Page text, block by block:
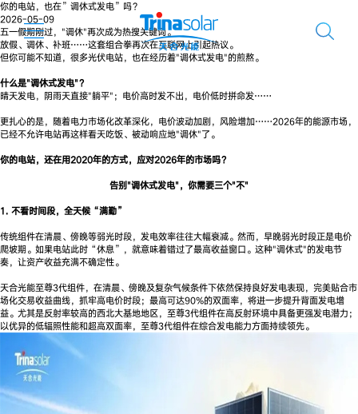
你的电站，也在”调休式发电”吗？
2026-05-09
五一假期刚过，"调休"再次成为热搜关键词。
放假、调休、补班……这套组合拳再次在互联网上引起热议。
但你可能不知道，很多光伏电站，也在经历着"调休式发电"的煎熬。
什么是"调休式发电"？
晴天发电，阴雨天直接"躺平"；电价高时发不出，电价低时拼命发……
更扎心的是，随着电力市场化改革深化，电价波动加剧，风险增加……2026年的能源市场，
已经不允许电站再这样看天吃饭、被动响应地"调休"了。
你的电站，还在用2020年的方式，应对2026年的市场吗？
告别"调休式发电"，你需要三个"不"
1. 不看时间段，全天候“满勤”
传统组件在清晨、傍晚等弱光时段，发电效率往往大幅衰减。然而，早晚弱光时段正是电价
爬坡期。如果电站此时“休息”，就意味着错过了最高收益窗口。这种"调休式"的发电节
奏，让资产收益充满不确定性。
天合光能至尊3代组件，在清晨、傍晚及复杂气候条件下依然保持良好发电表现，完美贴合市
场化交易收益曲线，抓牢高电价时段；最高可达90%的双面率，将进一步提升背面发电增
益。尤其是反射率较高的西北大基地地区，至尊3代组件在高反射环境中具备更强发电潜力；
以优异的低辐照性能和超高双面率，至尊3代组件在综合发电能力方面持续领先。